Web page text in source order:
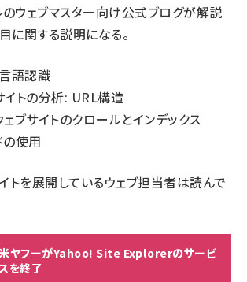
のウェブマスター向け公式ブログが解説
に関する説明になる。
語認識
イトの分析: URL構造
ブサイトのクロールとインデックス
使用
トを展開しているウェブ担当者は読んで
ヤフーがYahoo! Site Explorerのサービ
を終了